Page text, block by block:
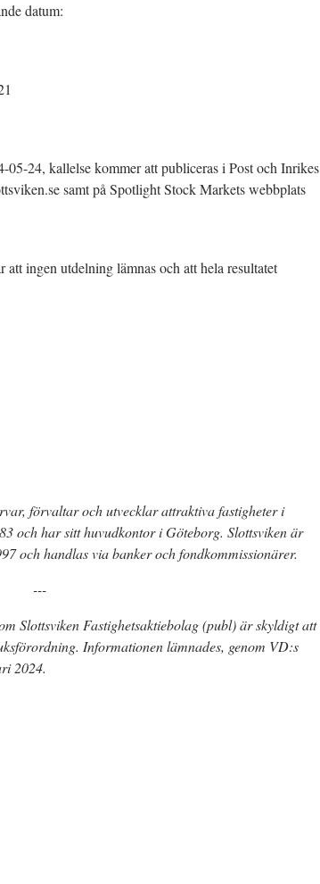
datum:
05-24, kallelse kommer att publiceras i Post och Inrikes
samt på Spotlight Stock Markets webbplats
ingen utdelning lämnas och att hela resultatet
förvaltar och utvecklar attraktiva fastigheter i
och har sitt huvudkontor i Göteborg. Slottsviken är
och handlas via banker och fondkommissionärer.
---
Slottsviken Fastighetsaktiebolag (publ) är skyldigt att
Informationen lämnades, genom VD:s
2024.